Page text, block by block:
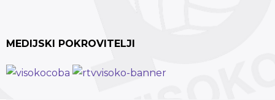
MEDIJSKI POKROVITELJI